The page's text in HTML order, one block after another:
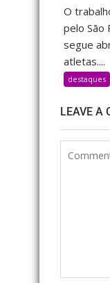
O
pelo São
segue
atletas....
destaques
LEAVE A